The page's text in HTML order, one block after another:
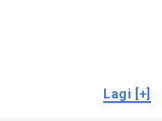
Lagi [+]